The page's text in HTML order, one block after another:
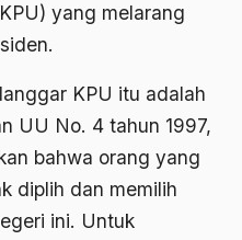
yang melarang
KPU itu adalah
UU No. 4 tahun 1997,
bahwa orang yang
diplih dan memilih
ini. Untuk